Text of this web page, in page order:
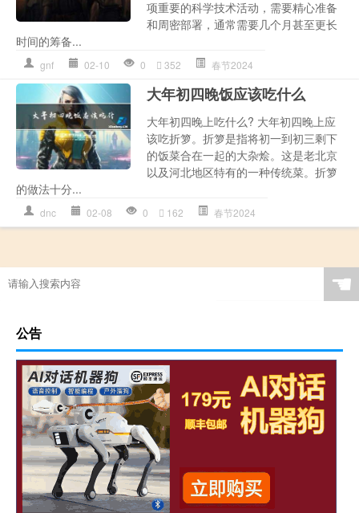
项重要的科学技术活动，需要精心准备
和周密部署，通常需要几个月甚至更长
时间的筹备...
gnf 02-10 0 352 春节2024
大年初四晚饭应该吃什么
大年初四晚上吃什么? 大年初四晚上应
该吃折箩。折箩是指将初一到初三剩下
的饭菜合在一起的大杂烩。这是老北京
以及河北地区特有的一种传统菜。折箩
的做法十分...
dnc 02-08 0 162 春节2024
☚
公告